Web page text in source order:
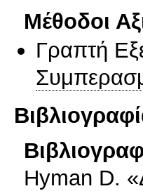
Μέθοδοι
Γραπτή
Hyman D.